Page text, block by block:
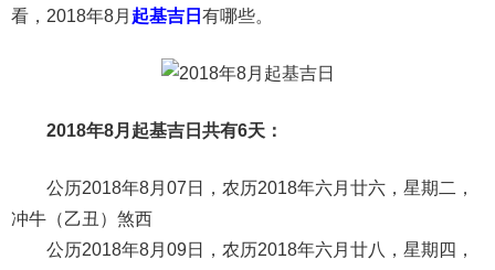
看，2018年8月 起基吉日 有哪些。
2018年8月起基吉日共有6天：
公历2018年8月07日，农历2018年六月廿六，星期二，
冲牛（乙丑）煞西
公历2018年8月09日，农历2018年六月廿八，星期四，